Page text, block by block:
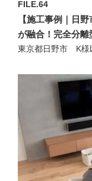
FILE.64
【施工事例｜日
が融合！完全分
東京都日野市 K様